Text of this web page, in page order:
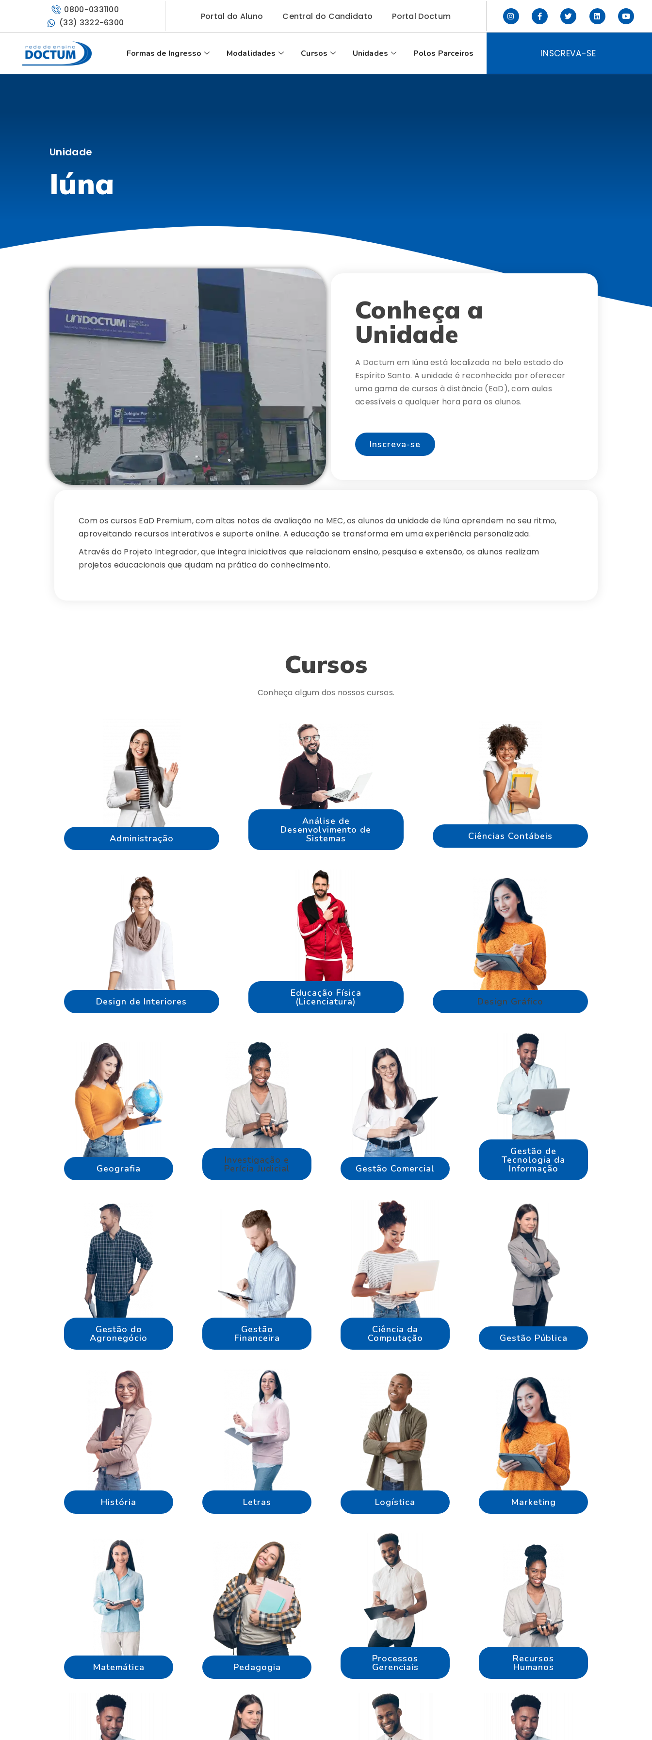
0800-0331100
(33) 3322-6300
Portal do Aluno Central do Candidato Portal Doctum
Formas de Ingresso Modalidades Cursos Unidades Polos Parceiros INSCREVA-SE
Unidade
Iúna
Conheça a
Unidade
A Doctum em Iúna está localizada no belo estado do
Espírito Santo. A unidade é reconhecida por oferecer
uma gama de cursos à distância (EaD), com aulas
acessíveis a qualquer hora para os alunos.
Inscreva-se
Com os cursos EaD Premium, com altas notas de avaliação no MEC, os alunos da unidade de Iúna aprendem no seu ritmo,
aproveitando recursos interativos e suporte online. A educação se transforma em uma experiência personalizada.
Através do Projeto Integrador,que integra iniciativas que relacionam ensino, pesquisa e extensão, os alunos realizam
projetos educacionais que ajudam na prática do conhecimento.
Cursos
Conheça algum dos nossos cursos.
Administração
Análise de
Desenvolvimento de
Sistemas Ciências Contábeis
Design de Interiores
Educação Física
(Licenciatura) Design Gráfico
Geografia
Investigação e
Perícia Judicial Gestão Comercial
Gestão de
Tecnologia da
Informação
Gestão do
Agronegócio
Gestão
Financeira
Ciência da
Computação Gestão Pública
História Letras Logística Marketing
Matemática Pedagogia
Processos
Gerenciais
Recursos
Humanos